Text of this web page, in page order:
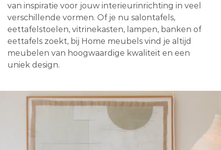
van inspiratie voor jouw interieurinrichting in veel
verschillende vormen. Of je nu salontafels,
eettafelstoelen, vitrinekasten, lampen, banken of
eettafels zoekt, bij Home meubels vind je altijd
meubelen van hoogwaardige kwaliteit en een
uniek design.